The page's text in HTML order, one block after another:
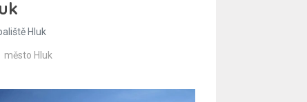
Hluk
město Hluk